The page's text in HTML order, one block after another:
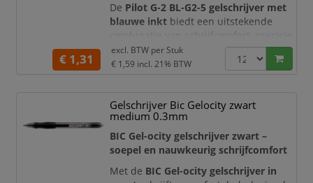
De Pilot G-2 BL-G2-5 gelschrijver met
blauwe inkt biedt een uitstekende
combinatie van schrijfcomfort, precisie
en duurzaamheid. De zachte gelinkt
vloeit gelijkmatig over het papier en
punt, ergonomische rubberen grip en
praktische drukknop is deze navulbare
gelroller ideaal voor
€ 1,31
excl. BTW per Stuk
€ 1,59 incl. 21% BTW
Gelschrijver Bic Gelocity zwart
medium 0.3mm
BIC Gel-ocity gelschrijver zwart –
soepel en nauwkeurig schrijfcomfort
Met de BIC Gel-ocity gelschrijver in